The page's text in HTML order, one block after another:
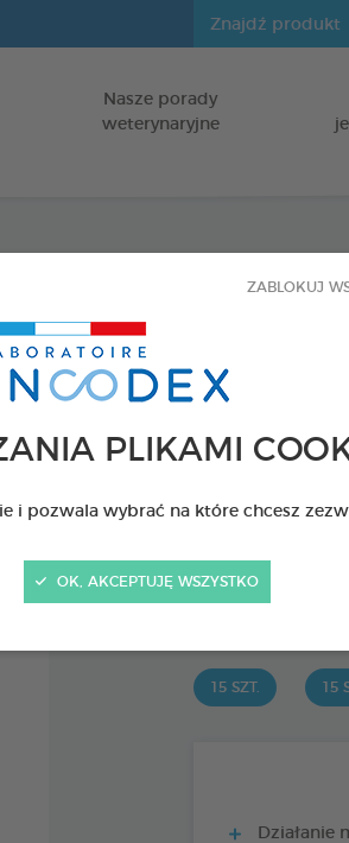
PLIKAMI
i pozwala wybrać na które chcesz
ZABLOKUJ
OK, AKCEPTUJĘ WSZYSTKO
do zawartościNasze porady
weterynaryjne
gryzienia
USUWAJĄCE
15 SZT. 15
Działanie